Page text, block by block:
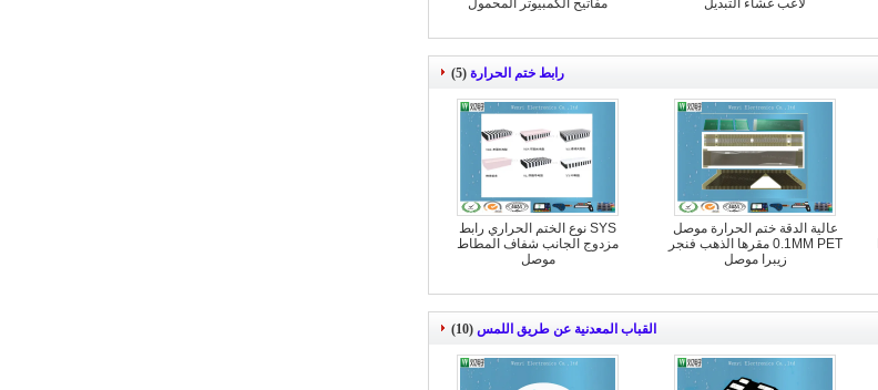
مفاتيح الكمبيوتر المحمول
لاعب غشاء التبديل
رابط ختم الحرارة (5)
SYS نوع الختم الحراري رابط
مزدوج الجانب شفاف المطاط
موصل
عالية الدقة ختم الحرارة موصل
0.1MM PET مقرها الذهب فنجر
زيبرا موصل
القباب المعدنية عن طريق اللمس (10)